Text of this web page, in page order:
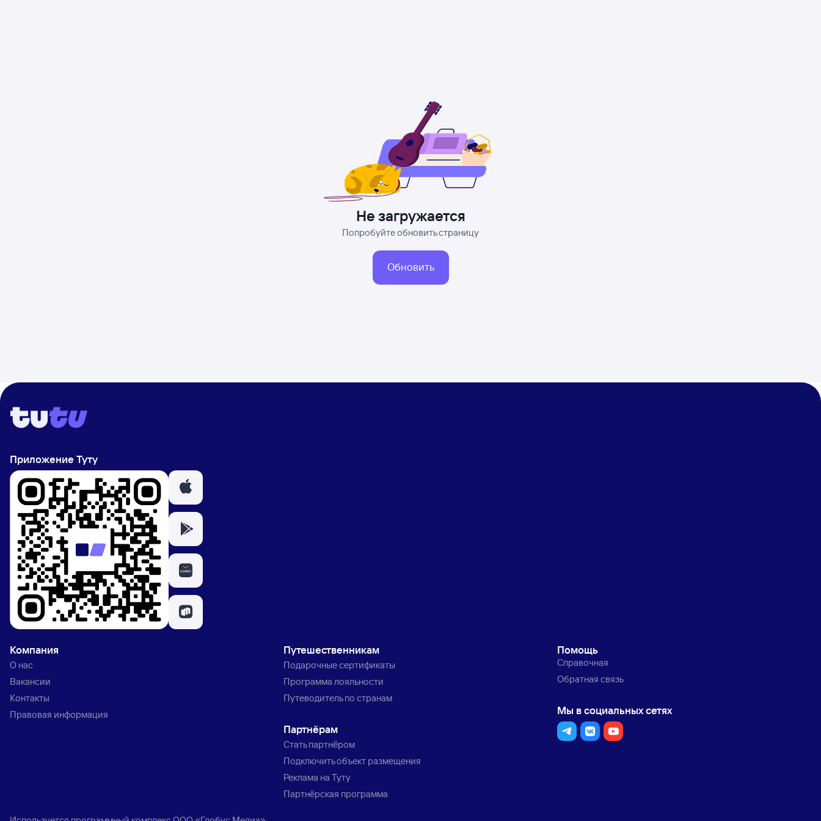
Не загружается
Попробуйте обновить страницу
Обновить
Приложение Туту
Компания
О нас
Вакансии
Контакты
Правовая информация
Путешественникам
Подарочные сертификаты
Программа лояльности
Путеводитель по странам
Партнёрам
Стать партнёром
Подключить объект размещения
Реклама на Туту
Партнёрская программа
Помощь
Справочная
Обратная связь
Мы в социальных сетях